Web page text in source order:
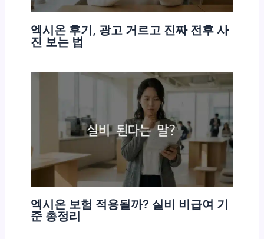
엑시온 후기, 광고 거르고 진짜 전후 사
진 보는 법
엑시온 보험 적용될까? 실비 비급여 기
준 총정리